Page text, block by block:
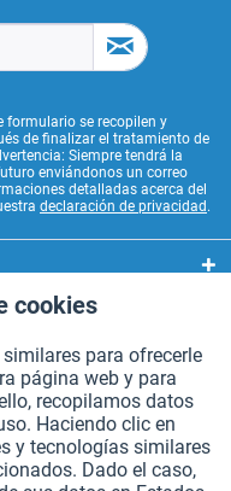
formulario se recopilen y
de finalizar el tratamiento de
Siempre tendrá la
enviándonos un correo
detalladas acerca del
declaración de privacidad .
los gastos de envío..
Aktiv
Aktiv
cookies
para ofrecerle
página web y para
recopilamos datos
Haciendo clic en
y tecnologías similares
Dado el caso,